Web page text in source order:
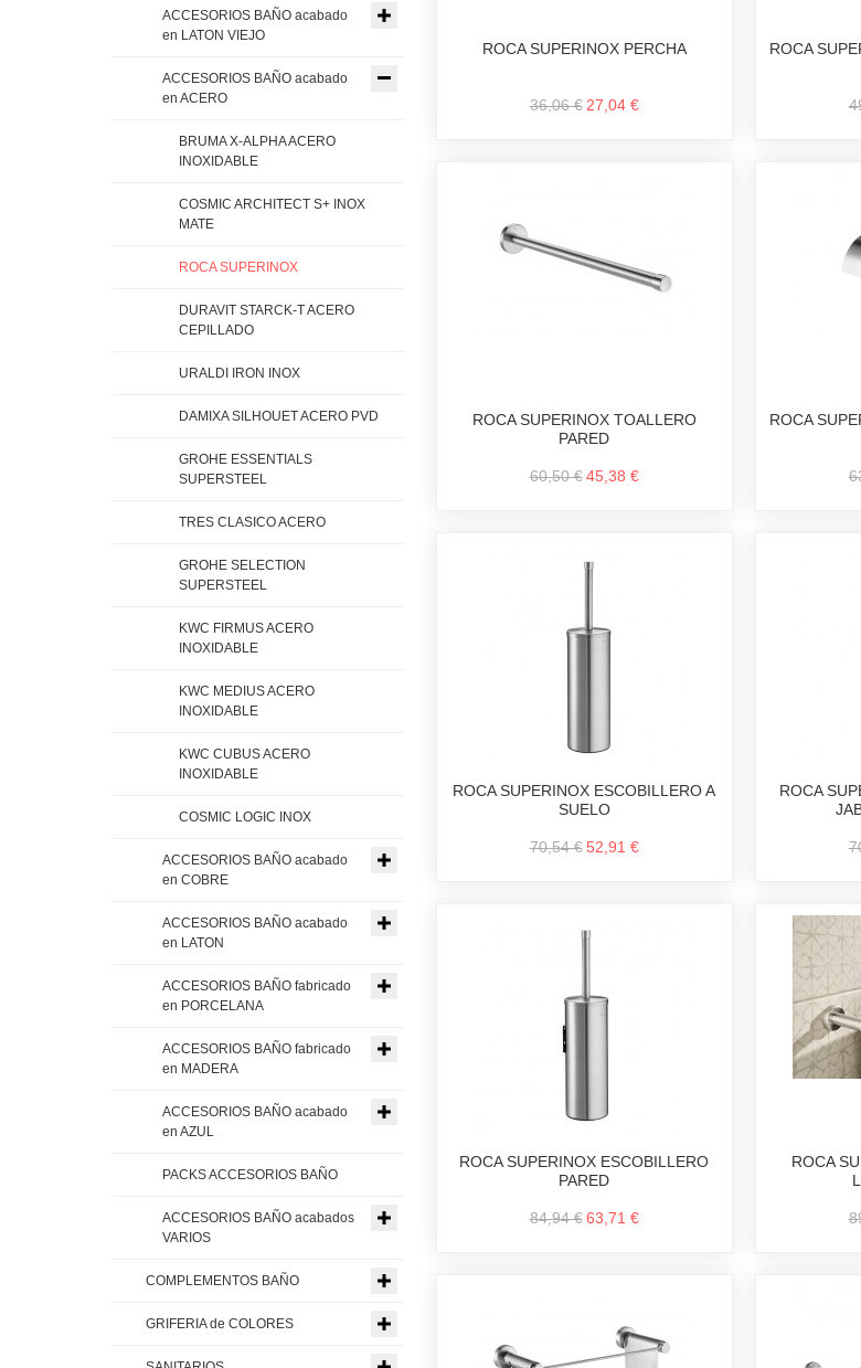
ROCA SUPERINOX PERCHA
36,06 € 27,04 €
ROCA
ROCA SUPERINOX TOALLERO
PARED
60,50 € 45,38 €
ROCA
ROCA SUPERINOX ESCOBILLERO A
SUELO
70,54 € 52,91 €
ROCA
ROCA SUPERINOX ESCOBILLERO
PARED
84,94 € 63,71 €
ROCA
ACCESORIOS BAÑO acabado
en LATON VIEJO
ACCESORIOS BAÑO acabado
en ACERO
BRUMA X-ALPHA ACERO
INOXIDABLE
COSMIC ARCHITECT S+ INOX
MATE
ROCA SUPERINOX
DURAVIT STARCK-T ACERO
CEPILLADO
URALDI IRON INOX
DAMIXA SILHOUET ACERO PVD
GROHE ESSENTIALS
SUPERSTEEL
TRES CLASICO ACERO
GROHE SELECTION
SUPERSTEEL
KWC FIRMUS ACERO
INOXIDABLE
KWC MEDIUS ACERO
INOXIDABLE
KWC CUBUS ACERO
INOXIDABLE
COSMIC LOGIC INOX
ACCESORIOS BAÑO acabado
en COBRE
ACCESORIOS BAÑO acabado
en LATON
ACCESORIOS BAÑO fabricado
en PORCELANA
ACCESORIOS BAÑO fabricado
en MADERA
ACCESORIOS BAÑO acabado
en AZUL
PACKS ACCESORIOS BAÑO
ACCESORIOS BAÑO acabados
VARIOS
COMPLEMENTOS BAÑO
GRIFERIA de COLORES